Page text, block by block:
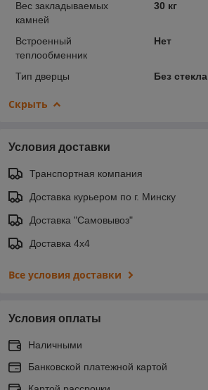
Вес закладываемых
камней
30 кг
Встроенный
теплообменник
Нет
Тип дверцы Без стекла
Скрыть
Условия доставки
Транспортная компания
Доставка курьером по г. Минску
Доставка "Самовывоз"
Доставка 4х4
Все условия доставки
Условия оплаты
Наличными
Банковской платежной картой